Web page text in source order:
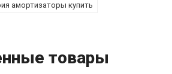
амортизаторы купить
товары